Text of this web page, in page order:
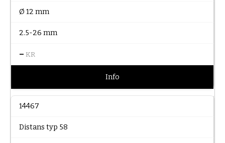
Ø 12 mm
2.5-26 mm
– KR
Info
14467
Distans typ 58